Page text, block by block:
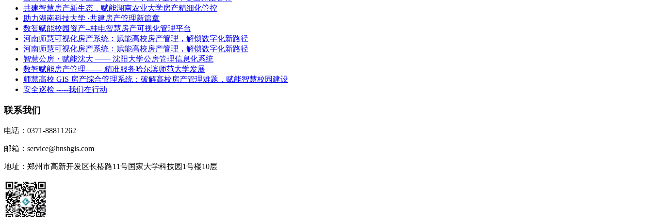
共建智慧房产新生态，赋能湖南农业大学房产精细化管控
助力湖南科技大学 ·共建房产管理新篇章
数智赋能校园资产--桂电智慧房产可视化管理平台
河南师慧可视化房产系统：赋能高校房产管理，解锁数字化新路径
河南师慧可视化房产系统：赋能高校房产管理，解锁数字化新路径
智慧公房・赋能沈大 —— 沈阳大学公房管理信息化系统
数智赋能房产管理------- 精准服务哈尔滨师范大学发展
师慧高校 GIS 房产综合管理系统：破解高校房产管理难题，赋能智慧校园建设
安全巡检 -----我们在行动
联系我们
电话：0371-88811262
邮箱：service@hnshgis.com
地址：郑州市高新开发区长椿路11号国家大学科技园1号楼10层